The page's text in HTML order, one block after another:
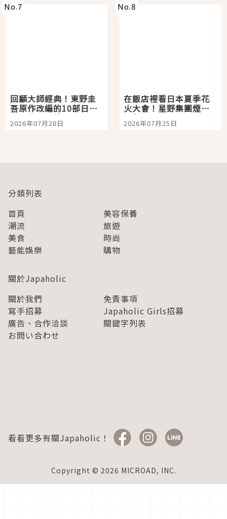
No.7
回顧大師經典！東野圭
吾原作改編的10部日本
影視作品推薦
2026年07月28日
No.8
在飯店裡看日本夏季花
火大會！星野集團煙火
景觀飯店6選，讓你不用
人擠人悠閒欣賞
2026年07月25日
分類列表
首頁
美容保養
潮流
旅遊
美食
時尚
藝能娛樂
購物
關於Japaholic
關於我們
免責事項
寫手招募
Japaholic Girls招募
廣告、合作洽談
關鍵字列表
お問い合わせ
看看更多有關Japaholic！
Copyright © 2026 MICROAD, INC.